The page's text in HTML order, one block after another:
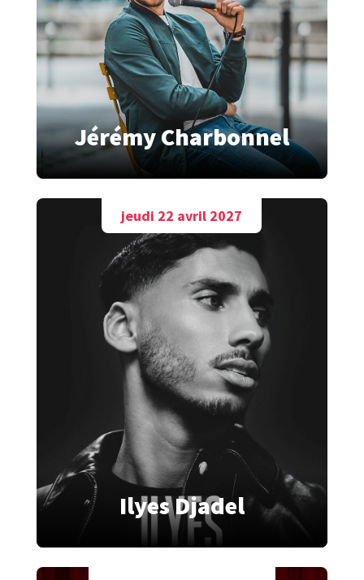
Jérémy Charbonnel
jeudi 22 avril 2027
Ilyes Djadel